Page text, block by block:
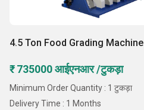
4.5 Ton Food Grading Machine
₹ 735000 आईएनआर /टुकड़ा
Minimum Order Quantity : 1 टुकड़ा
Delivery Time : 1 Months